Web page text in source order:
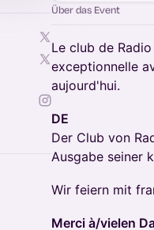
Über das Event
Le club de
exceptionnelle
aujourd'hui.
DE
Der Club von
Ausgabe seiner
Wir feiern mit
Merci à/vielen